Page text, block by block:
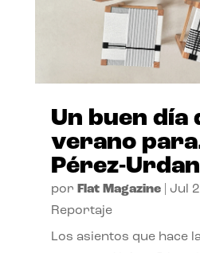
Un buen día
verano
Pérez-
por Flat Magazine| Jul
Reportaje
Los asientos que hace